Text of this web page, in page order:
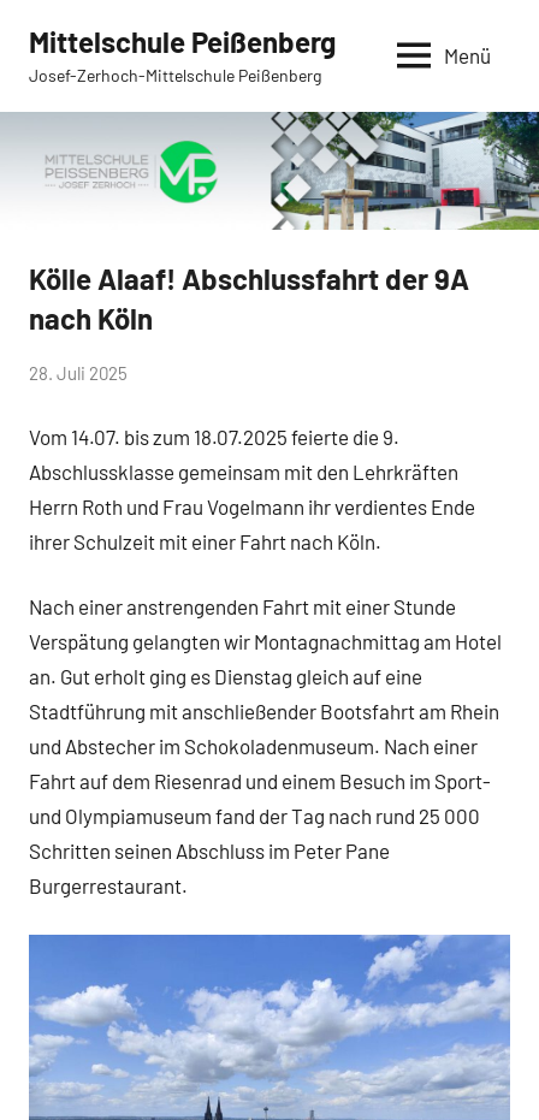
Inhalt
springen
Mittelschule Peißenberg
Josef-Zerhoch-Mittelschule Peißenberg
Menü
Allgemein
Kölle Alaaf! Abschlussfahrt der 9A
nach Köln
von
Peißenberg
28. Juli 2025
Vom 14.07. bis zum 18.07.2025 feierte die 9.
Abschlussklasse gemeinsam mit den Lehrkräften
Herrn Roth und Frau Vogelmann ihr verdientes Ende
ihrer Schulzeit mit einer Fahrt nach Köln.
Nach einer anstrengenden Fahrt mit einer Stunde
Verspätung gelangten wir Montagnachmittag am Hotel
an. Gut erholt ging es Dienstag gleich auf eine
Stadtführung mit anschließender Bootsfahrt am Rhein
und Abstecher im Schokoladenmuseum. Nach einer
Fahrt auf dem Riesenrad und einem Besuch im Sport-
und Olympiamuseum fand der Tag nach rund 25 000
Schritten seinen Abschluss im Peter Pane
Burgerrestaurant.